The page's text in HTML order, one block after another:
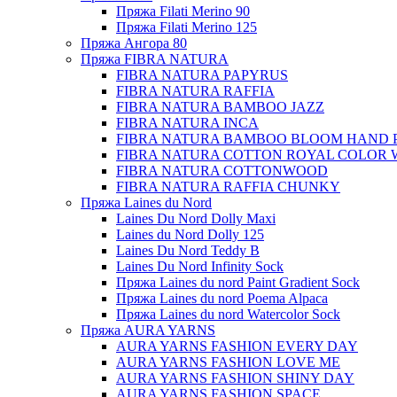
Пряжа Filati Merino 90
Пряжа Filati Merino 125
Пряжа Ангора 80
Пряжа FIBRA NATURA
FIBRA NATURA PAPYRUS
FIBRA NATURA RAFFIA
FIBRA NATURA BAMBOO JAZZ
FIBRA NATURA INCA
FIBRA NATURA BAMBOO BLOOM HAND
FIBRA NATURA COTTON ROYAL COLOR
FIBRA NATURA COTTONWOOD
FIBRA NATURA RAFFIA CHUNKY
Пряжа Laines du Nord
Laines Du Nord Dolly Maxi
Laines du Nord Dolly 125
Laines Du Nord Teddy B
Laines Du Nord Infinity Sock
Пряжа Laines du nord Paint Gradient Sock
Пряжа Laines du nord Poema Alpaca
Пряжа Laines du nord Watercolor Sock
Пряжа AURA YARNS
AURA YARNS FASHION EVERY DAY
AURA YARNS FASHION LOVE ME
AURA YARNS FASHION SHINY DAY
AURA YARNS FASHION SPACE